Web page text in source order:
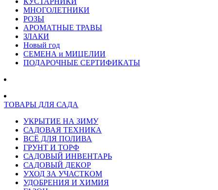
МНОГОЛЕТНИКИ
РОЗЫ
АРОМАТНЫЕ ТРАВЫ
ЗЛАКИ
Новый год
СЕМЕНА и МИЦЕЛИИ
ПОДАРОЧНЫЕ СЕРТИФИКАТЫ
ТОВАРЫ ДЛЯ САДА
УКРЫТИЕ НА ЗИМУ
САДОВАЯ ТЕХНИКА
ВСЁ ДЛЯ ПОЛИВА
ГРУНТ И ТОРФ
САДОВЫЙ ИНВЕНТАРЬ
САДОВЫЙ ДЕКОР
УХОД ЗА УЧАСТКОМ
УДОБРЕНИЯ И ХИМИЯ